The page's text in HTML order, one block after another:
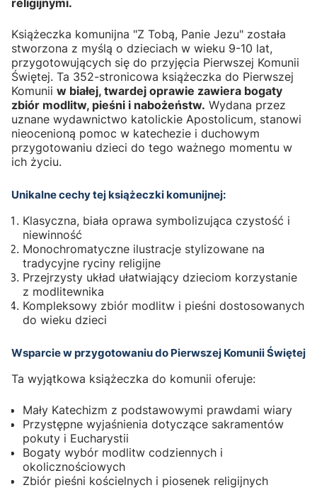
religijnymi.
Książeczka komunijna "Z Tobą, Panie Jezu" została
stworzona z myślą o dzieciach w wieku 9-10 lat,
przygotowujących się do przyjęcia Pierwszej Komunii
Świętej. Ta 352-stronicowa książeczka do Pierwszej
Komunii w białej, twardej oprawie zawiera bogaty
zbiór modlitw, pieśni i nabożeństw. Wydana przez
uznane wydawnictwo katolickie Apostolicum, stanowi
nieocenioną pomoc w katechezie i duchowym
przygotowaniu dzieci do tego ważnego momentu w
ich życiu.
Unikalne cechy tej książeczki komunijnej:
Klasyczna, biała oprawa symbolizująca czystość i
niewinność
Monochromatyczne ilustracje stylizowane na
tradycyjne ryciny religijne
Przejrzysty układ ułatwiający dzieciom korzystanie
z modlitewnika
Kompleksowy zbiór modlitw i pieśni dostosowanych
do wieku dzieci
Wsparcie w przygotowaniu do Pierwszej Komunii Świętej
Ta wyjątkowa książeczka do komunii oferuje:
Mały Katechizm z podstawowymi prawdami wiary
Przystępne wyjaśnienia dotyczące sakramentów
pokuty i Eucharystii
Bogaty wybór modlitw codziennych i
okolicznościowych
Zbiór pieśni kościelnych i piosenek religijnych